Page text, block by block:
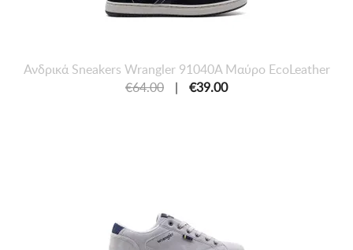
Ανδρικά Sneakers Wrangler 91040A Μαύρο EcoLeather
€64.00
| €39.00